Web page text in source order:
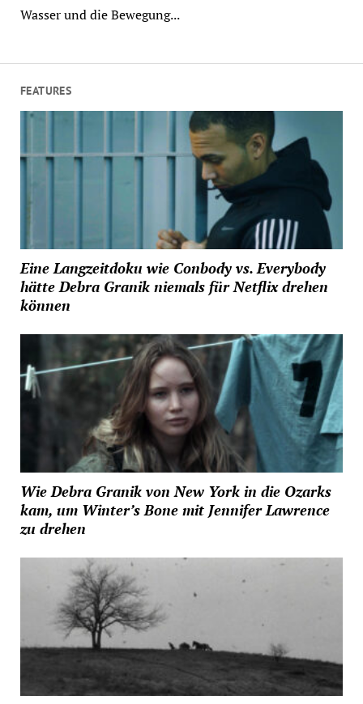
Wasser und die Bewegung...
FEATURES
Eine Langzeitdoku wie Conbody vs. Everybody
hätte Debra Granik niemals für Netflix drehen
können
Wie Debra Granik von New York in die Ozarks
kam, um Winter’s Bone mit Jennifer Lawrence
zu drehen